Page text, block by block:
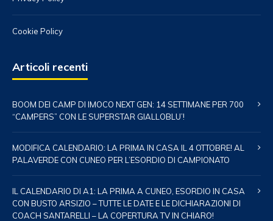
Cookie Policy
Articoli recenti
BOOM DEI CAMP DI IMOCO NEXT GEN: 14 SETTIMANE PER 700
“CAMPERS” CON LE SUPERSTAR GIALLOBLU’!
MODIFICA CALENDARIO: LA PRIMA IN CASA IL 4 OTTOBRE! AL
PALAVERDE CON CUNEO PER L’ESORDIO DI CAMPIONATO
IL CALENDARIO DI A1: LA PRIMA A CUNEO, ESORDIO IN CASA
CON BUSTO ARSIZIO – TUTTE LE DATE E LE DICHIARAZIONI DI
COACH SANTARELLI – LA COPERTURA TV IN CHIARO!